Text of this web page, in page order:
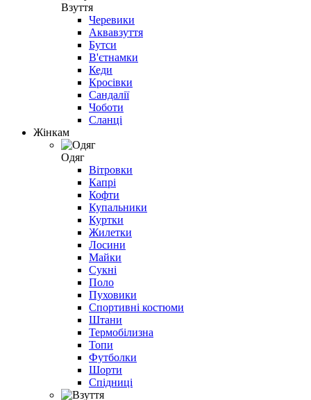
Взуття
Черевики
Аквавзуття
Бутси
В'єтнамки
Кеди
Кросівки
Сандалії
Чоботи
Сланці
Жінкам
Одяг
Вітровки
Капрі
Кофти
Купальники
Куртки
Жилетки
Лосини
Майки
Сукні
Поло
Пуховики
Спортивні костюми
Штани
Термобілизна
Топи
Футболки
Шорти
Спідниці